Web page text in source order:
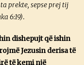
prekte, sepse prej tij
6:19).
dishepujt që ishin
Jezusin derisa të
të kemi një